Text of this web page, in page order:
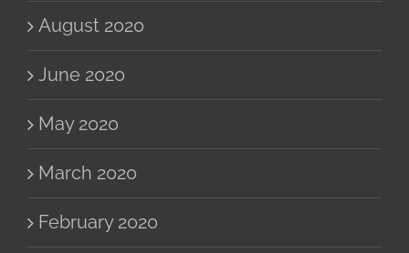
August 2020
June 2020
May 2020
March 2020
February 2020